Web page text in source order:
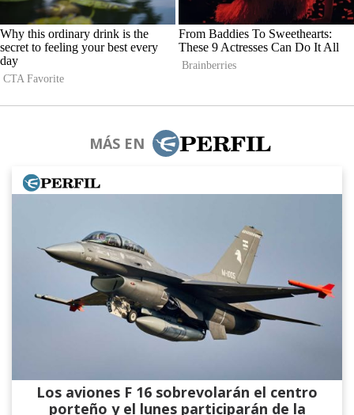
MÁS EN
Los aviones F 16 sobrevolarán el centro
porteño y el lunes participarán de la